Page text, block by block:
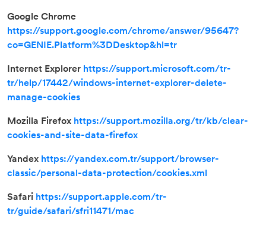
Google Chrome
https://support.google.com/chrome/answer/95647?
co=GENIE.Platform%3DDesktop&hl=tr
Internet Explorer https://support.microsoft.com/tr-
tr/help/17442/windows-internet-explorer-delete-
manage-cookies
Mozilla Firefox https://support.mozilla.org/tr/kb/clear-
cookies-and-site-data-firefox
Yandex https://yandex.com.tr/support/browser-
classic/personal-data-protection/cookies.xml
Safari https://support.apple.com/tr-
tr/guide/safari/sfri11471/mac